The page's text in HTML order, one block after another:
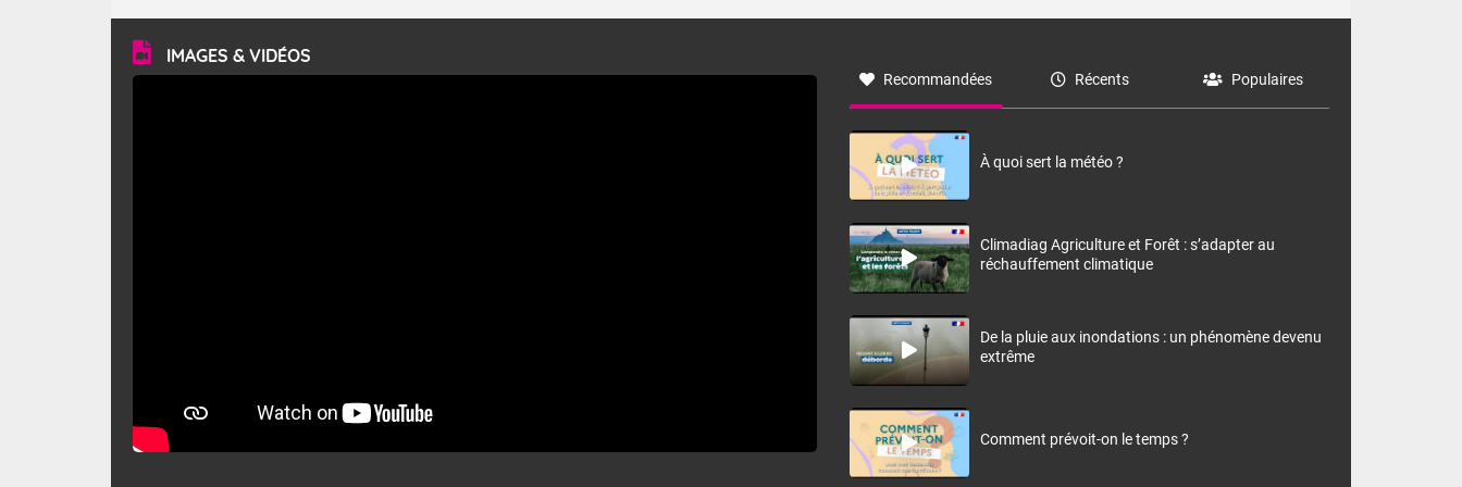
vitesse moyenne de 50 km/h et atteindre 80 à 100 km/h
en rafales, parfois davantage. Il parcourt la basse vallée
du Rhône et la Provence et envahit le littoral
méditerranéen à partir de la Camargue.
à nord-ouest, dans un secteur qui part du Roussillon à la
monts, en allusion aux régions montagneuses d’où
IMAGES & VIDÉOS
Recommandées Récents Populaires
À quoi sert la météo ?
Climadiag Agriculture et Forêt : s’adapter au
réchauffement climatique
De la pluie aux inondations : un phénomène devenu
extrême
Comment prévoit-on le temps ?